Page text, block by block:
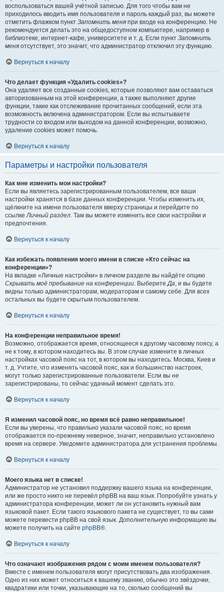
воспользоваться вашей учётной записью. Для того чтобы вам не
приходилось вводить имя пользователя и пароль каждый раз, вы можете
отметить флажком пункт Запомнить меня при входе на конференцию. Не
рекомендуется делать это на общедоступном компьютере, например в
библиотеке, интернет-кафе, университете и т. д. Если пункт Запомнить
меня отсутствует, это значит, что администратор отключил эту функцию.
Вернуться к началу
Что делает функция «Удалить cookies»?
Она удаляет все созданные cookies, которые позволяют вам оставаться
авторизованным на этой конференции, а также выполняют другие
функции, такие как отслеживание прочитанных сообщений, если эта
возможность включена администратором. Если вы испытываете
трудности со входом или выходом на данной конференции, возможно,
удаление cookies может помочь.
Вернуться к началу
Параметры и настройки пользователя
Как мне изменить мои настройки?
Если вы являетесь зарегистрированным пользователем, все ваши
настройки хранятся в базе данных конференции. Чтобы изменить их,
щёлкните на имени пользователя вверху страницы и перейдите по
ссылкеЛичный раздел. Там вы можете изменить все свои настройки и
предпочтения.
Вернуться к началу
Как избежать появления моего имени в списке «Кто сейчас на
конференции»?
На вкладке «Личные настройки» в личном разделе вы найдёте опцию
Скрывать моё пребывание на конференции. ВыберитеДа, и вы будете
видны только администраторам, модераторам и самому себе. Для всех
остальных вы будете скрытым пользователем.
Вернуться к началу
На конференции неправильное время!
Возможно, отображается время, относящееся к другому часовому поясу, а
не к тому, в котором находитесь вы. В этом случае измените в личных
настройках часовой пояс на тот, в котором вы находитесь: Москва, Киев и
т. д. Учтите, что изменять часовой пояс, как и большинство настроек,
могут только зарегистрированные пользователи. Если вы не
зарегистрированы, то сейчас удачный момент сделать это.
Вернуться к началу
Я изменил часовой пояс, но время всё равно неправильное!
Если вы уверены, что правильно указали часовой пояс, но время
отображается по-прежнему неверное, значит, неправильно установлено
время на сервере. Уведомите администратора для устранения проблемы.
Вернуться к началу
Моего языка нет в списке!
Администратор не установил поддержку вашего языка на конференции,
или же просто никто не перевёл phpBB на ваш язык. Попробуйте узнать у
администратора конференции, может ли он установить нужный вам
языковой пакет. Если такого языкового пакета не существует, то вы сами
можете перевести phpBB на свой язык. Дополнительную информацию вы
можете получить на сайте phpBB®.
Вернуться к началу
Что означают изображения рядом с моим именем пользователя?
Вместе с именем пользователя могут присутствовать два изображения.
Одно из них может относиться к вашему званию, обычно это звёздочки,
квадратики или точки, указывающие на то, сколько сообщений вы